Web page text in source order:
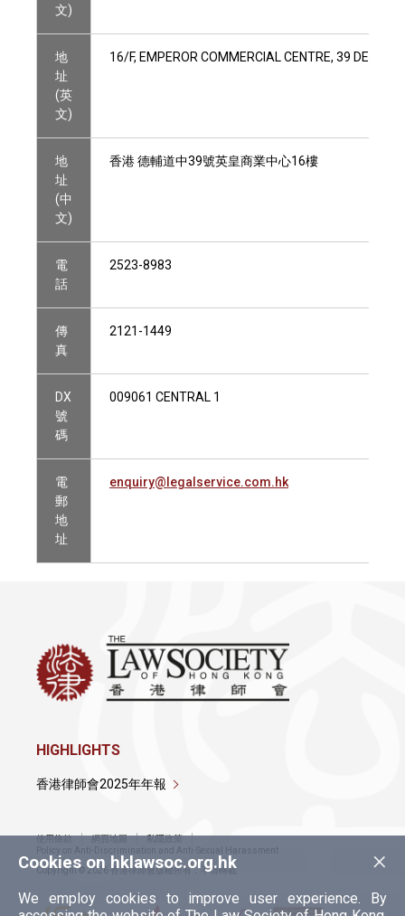
文)
地
址
(英
文)
16/F, EMPEROR COMMERCIAL CENTRE, 39 DES
地
址
(中
文)
香港 德輔道中39號英皇商業中心16樓
電
話
2523-8983
傳
真
2121-1449
DX
號
碼
009061 CENTRAL 1
電
郵
地
址
enquiry@legalservice.com.hk
×
Cookies on hklawsoc.org.hk
We employ cookies to improve user experience. By
HIGHLIGHTS
香港律師會2025年年報
使用條款 網頁地圖
私隱政策
Policy on Anti-Discrimination and Anti-Sexual Harassment
Copyright © 2026 香港律師會版權所有，不得轉載